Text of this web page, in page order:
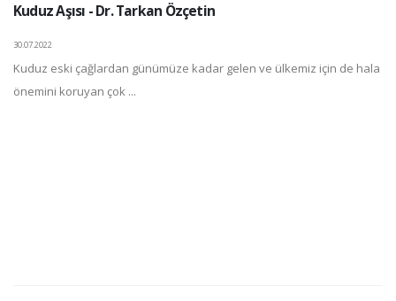
Kuduz Aşısı - Dr. Tarkan Özçetin
30.07.2022
Kuduz eski çağlardan günümüze kadar gelen ve ülkemiz için de hala
önemini koruyan çok ...